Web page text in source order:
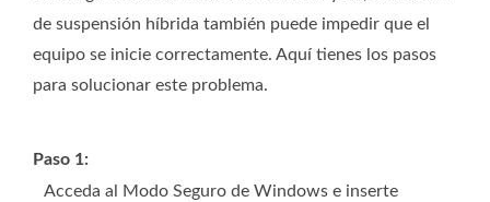
de suspensión híbrida también puede impedir que el
equipo se inicie correctamente. Aquí tienes los pasos
para solucionar este problema.
Paso 1:
Acceda al Modo Seguro de Windows e inserte